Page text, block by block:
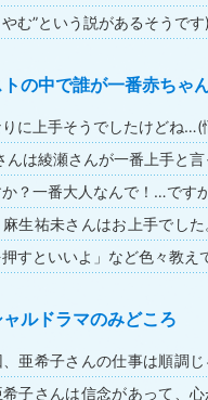
む”という説があるそうです)
の中で誰が一番赤ちゃ
に上手そうでしたけどね…(
んは綾瀬さんが一番上手と
？一番大人なんで！…です
生祐未さんはお上手でし
すといいよ」など色々教え
ャルドラマのみどころ
、亜希子さんの仕事は順調
希子さんは信念があって、